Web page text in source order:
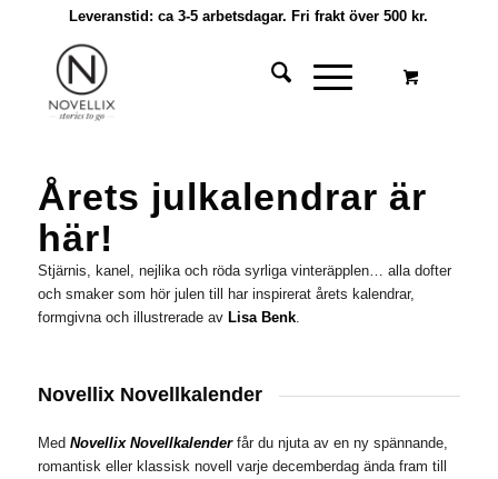
Leveranstid: ca 3-5 arbetsdagar. Fri frakt över 500 kr.
Årets julkalendrar är
här!
Stjärnis, kanel, nejlika och röda syrliga vinteräpplen… alla dofter
och smaker som hör julen till har inspirerat årets kalendrar,
formgivna och illustrerade av Lisa Benk.
Novellix Novellkalender
Med Novellix Novellkalender får du njuta av en ny spännande,
romantisk eller klassisk novell varje decemberdag ända fram till